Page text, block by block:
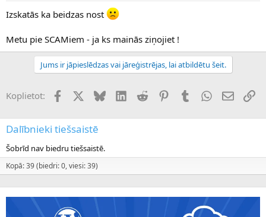
Izskatās ka beidzas nost
Metu pie SCAMiem - ja ks mainās ziņojiet !
Jums ir jāpieslēdzas vai jāreģistrējas, lai atbildētu šeit.
Koplietot: FacebookX (Twitter)
BlueskyLinkedInReddit PinterestTumblrWhatsApp
E-pasts
Dalībnieki tiešsaistē
Šobrīd nav biedru tiešsaistē.
Kopā: 39 (biedri: 0, viesi: 39)